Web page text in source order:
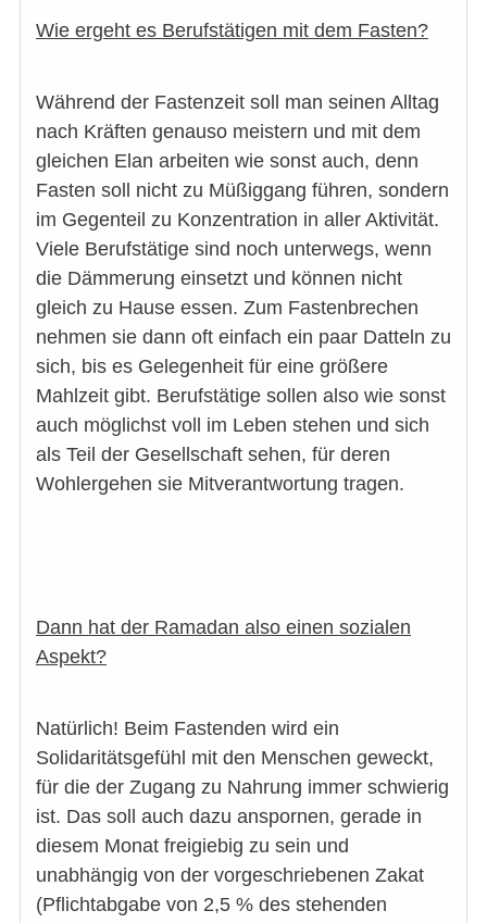
Wie ergeht es Berufstätigen mit dem Fasten?
Während der Fastenzeit soll man seinen Alltag
nach Kräften genauso meistern und mit dem
gleichen Elan arbeiten wie sonst auch, denn
Fasten soll nicht zu Müßiggang führen, sondern
im Gegenteil zu Konzentration in aller Aktivität.
Viele Berufstätige sind noch unterwegs, wenn
die Dämmerung einsetzt und können nicht
gleich zu Hause essen. Zum Fastenbrechen
nehmen sie dann oft einfach ein paar Datteln zu
sich, bis es Gelegenheit für eine größere
Mahlzeit gibt. Berufstätige sollen also wie sonst
auch möglichst voll im Leben stehen und sich
als Teil der Gesellschaft sehen, für deren
Wohlergehen sie Mitverantwortung tragen.
Dann hat der Ramadan also einen sozialen
Aspekt?
Natürlich! Beim Fastenden wird ein
Solidaritätsgefühl mit den Menschen geweckt,
für die der Zugang zu Nahrung immer schwierig
ist. Das soll auch dazu anspornen, gerade in
diesem Monat freigiebig zu sein und
unabhängig von der vorgeschriebenen Zakat
(Pflichtabgabe von 2,5 % des stehenden